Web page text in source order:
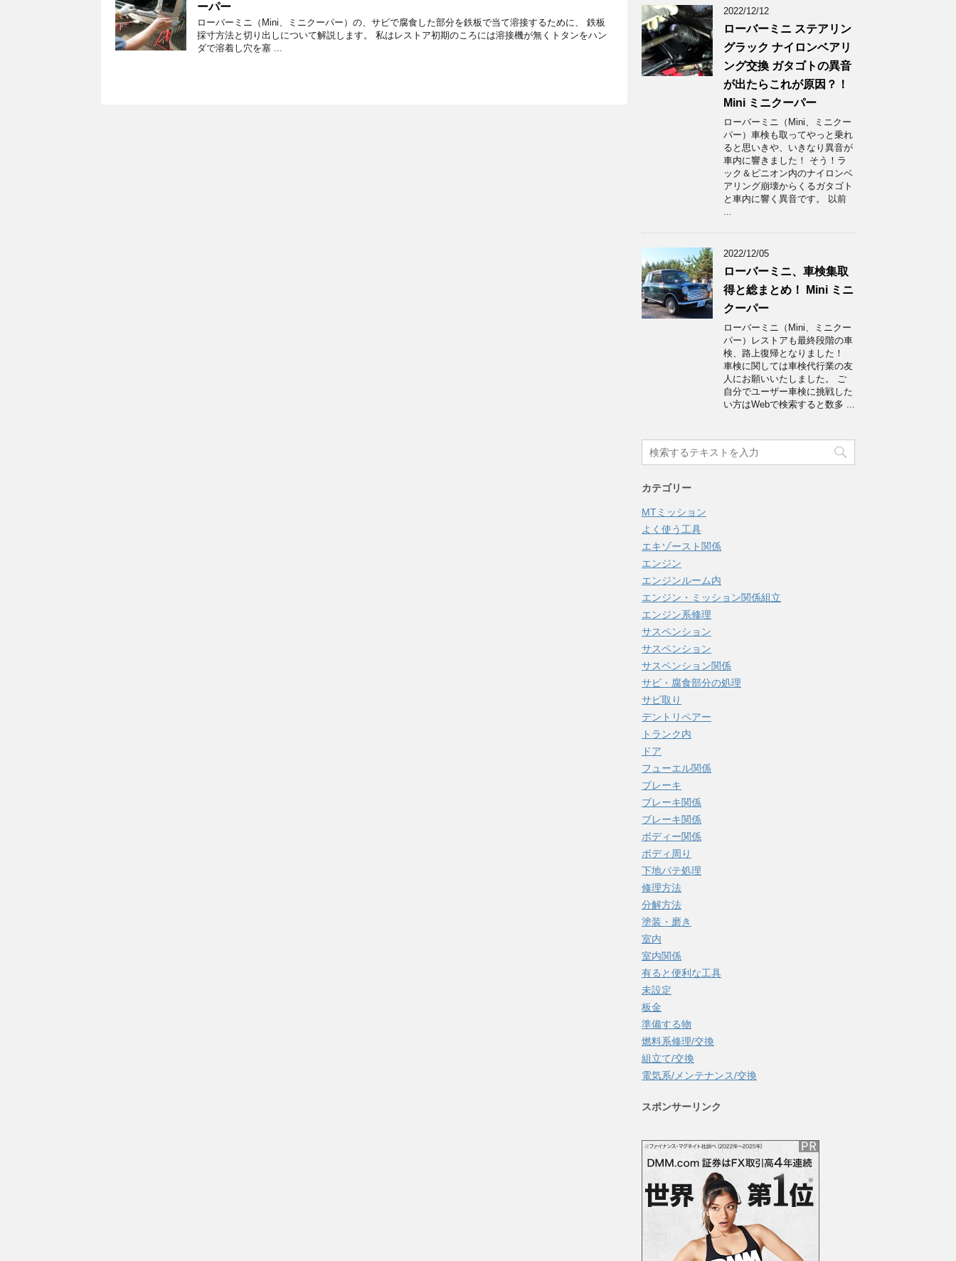
ーパー
ローバーミニ（Mini、ミニクーパー）の、サビで腐食した部分を鉄板で当て溶接するために、 鉄板
採寸方法と切り出しについて解説します。 私はレストア初期のころには溶接機が無くトタンをハン
ダで溶着し穴を塞 ...
2022/12/12
ローバーミニ ステアリン
グラック ナイロンベアリ
ング交換 ガタゴトの異音
が出たらこれが原因？！
Mini ミニクーパー
ローバーミニ（Mini、ミニクー
パー）車検も取ってやっと乗れ
ると思いきや、いきなり異音が
車内に響きました！ そう！ラ
ック＆ピニオン内のナイロンベ
アリング崩壊からくるガタゴト
と車内に響く異音です。 以前
...
2022/12/05
ローバーミニ、車検集取
得と総まとめ！ Mini ミニ
クーパー
ローバーミニ（Mini、ミニクー
パー）レストアも最終段階の車
検、路上復帰となりました！
車検に関しては車検代行業の友
人にお願いいたしました。 ご
自分でユーザー車検に挑戦した
い方はWebで検索すると数多 ...
カテゴリー
MTミッション
よく使う工具
エキゾースト関係
エンジン
エンジンルーム内
エンジン・ミッション関係組立
エンジン系修理
サスペンション
サスペンション
サスペンション関係
サビ・腐食部分の処理
サビ取り
デントリペアー
トランク内
ドア
フューエル関係
ブレーキ
ブレーキ関係
ブレーキ関係
ボディー関係
ボディ周り
下地パテ処理
修理方法
分解方法
塗装・磨き
室内
室内関係
有ると便利な工具
未設定
板金
準備する物
燃料系修理/交換
組立て/交換
電気系/メンテナンス/交換
スポンサーリンク